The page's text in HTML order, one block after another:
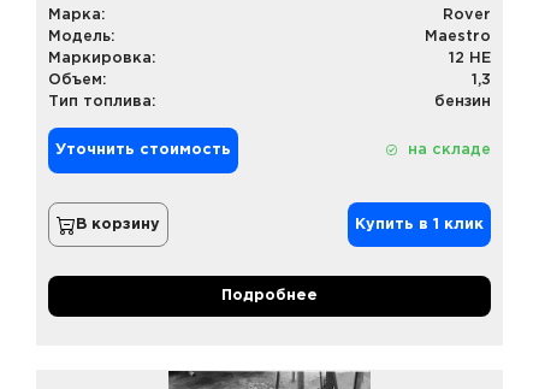
Марка:
Rover
Модель:
Maestro
Маркировка:
12 HE
Объем:
1,3
Тип топлива:
бензин
Уточнить стоимость на складе
В корзину Купить в 1 клик
Подробнее